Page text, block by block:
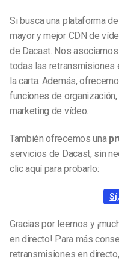
Si busca una plataforma
mayor y mejor CDN de
de Dacast. Nos
todas las retransmisiones
la carta. Además,
funciones de
marketing de vídeo.
También ofrecemos una
servicios de Dacast, sin
clic aquí para probarlo:
Gracias por leernos y
en directo! Para más
retransmisiones en